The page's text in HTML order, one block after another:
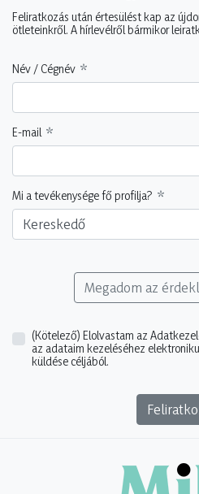
Feliratkozás után értesülést kap az
ötleteinkről. A hírlevélről bármikor
Név / Cégnév
E-mail
Mi a tevékenysége fő profilja?
Kereskedő
Megadom az
(Kötelező) Elolvastam az
az adataim kezeléséhez
küldése céljából.